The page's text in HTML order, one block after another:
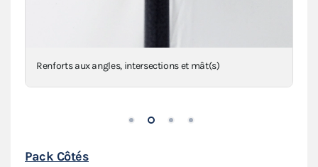
Anneaux de haubanage en inox sur sangles
Pack Côtés